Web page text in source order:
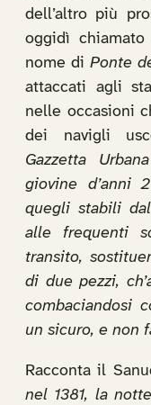
dell’altro più
oggidì
nome di Ponte
attaccati agli
nelle occasioni
dei navigli
Gazzetta Urbana
giovine d’anni
quegli stabili
alle frequenti
transito,
di due pezzi,
combaciandosi
un sicuro, e non
Racconta il
nel 1381, la